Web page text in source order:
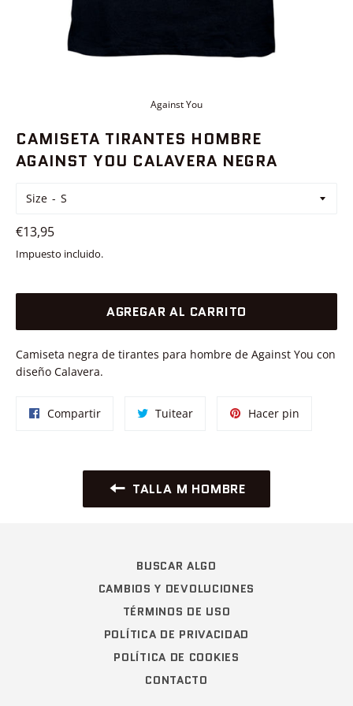
Against You
CAMISETA TIRANTES HOMBRE
AGAINST YOU CALAVERA NEGRA
Size
Precio
habitual
€13,95
Impuesto incluido.
AGREGAR AL CARRITO
Camiseta negra de tirantes para hombre de Against You con
diseño Calavera.
CompartirCompartir TuitearTuitear
Hacer pin
TALLA M HOMBRE
BUSCAR ALGO
CAMBIOS Y DEVOLUCIONES
TÉRMINOS DE USO
POLÍTICA DE PRIVACIDAD
POLÍTICA DE COOKIES
CONTACTO